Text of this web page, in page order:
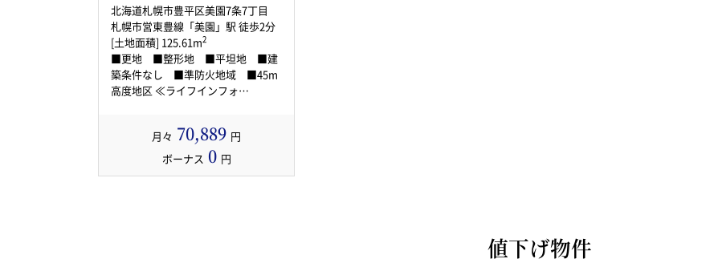
北海道札幌市豊平区美園7条7丁目
札幌市営東豊線「美園」駅 徒歩2分
[土地面積] 125.61m2
■更地 ■整形地 ■平坦地 ■建
築条件なし ■準防火地域 ■45m
高度地区 ≪ライフインフォ…
月々 70,889 円
ボーナス 0 円
値下げ物件